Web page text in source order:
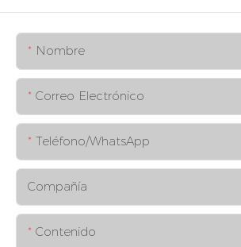
Nombre
Correo Electrónico
Teléfono/WhatsApp
Compañía
Contenido